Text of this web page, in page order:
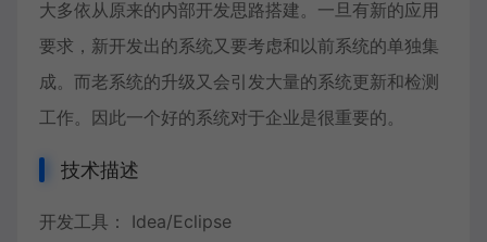
大多依从原来的内部开发思路搭建。一旦有新的应用
要求，新开发出的系统又要考虑和以前系统的单独集
成。而老系统的升级又会引发大量的系统更新和检测
工作。因此一个好的系统对于企业是很重要的。
技术描述
开发工具： Idea/Eclipse